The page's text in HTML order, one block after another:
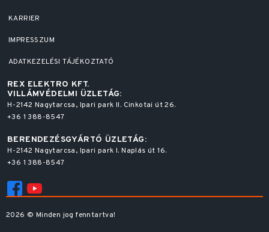
KARRIER
IMPRESSZUM
ADATKEZELÉSI TÁJÉKOZTATÓ
REX ELEKTRO KFT.
VILLÁMVÉDELMI ÜZLETÁG:
H-2142 Nagytarcsa, Ipari park II. Cinkotai út 26.
+36 1 388-8547
BERENDEZÉSGYÁRTÓ ÜZLETÁG:
H-2142 Nagytarcsa, Ipari park I. Naplás út 16.
+36 1 388-8547
2026 © Minden jog fenntartva!